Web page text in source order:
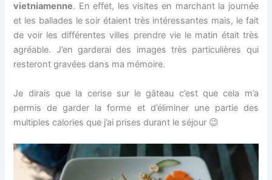
vietniamenne. En effet, les visites en marchant la journée
et les ballades le soir étaient très intéressantes mais, le fait
de voir les différentes villes prendre vie le matin était très
agréable. J’en garderai des images très particulières qui
resteront gravées dans ma mémoire.
Je dirais que la cerise sur le gâteau c’est que cela m’a
permis de garder la forme et d’éliminer une partie des
multiples calories que j’ai prises durant le séjour 😉